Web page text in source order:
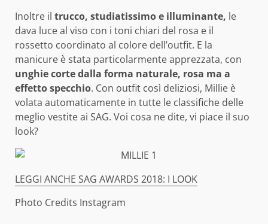
Inoltre il trucco, studiatissimo e illuminante, le
dava luce al viso con i toni chiari del rosa e il
rossetto coordinato al colore dell’outfit. E la
manicure è stata particolarmente apprezzata, con
unghie corte dalla forma naturale, rosa ma a
effetto specchio. Con outfit così deliziosi, Millie è
volata automaticamente in tutte le classifiche delle
meglio vestite ai SAG. Voi cosa ne dite, vi piace il suo
look?
LEGGI ANCHE SAG AWARDS 2018: I LOOK
Photo Credits Instagram